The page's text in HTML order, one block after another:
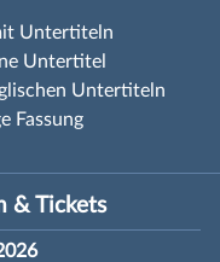
Untertiteln
Untertitel
Untertiteln
Fassung
& Tickets